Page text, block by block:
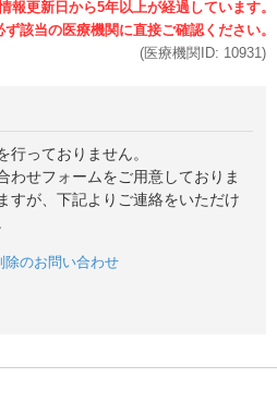
(医療機関ID: 10931)
行っておりません。
わせフォームをご用意しておりま
すが、下記よりご連絡をいただけ
除のお問い合わせ